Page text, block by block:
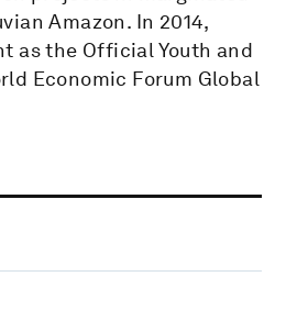
Amazon. In 2014,
as the Official Youth and
Economic Forum Global